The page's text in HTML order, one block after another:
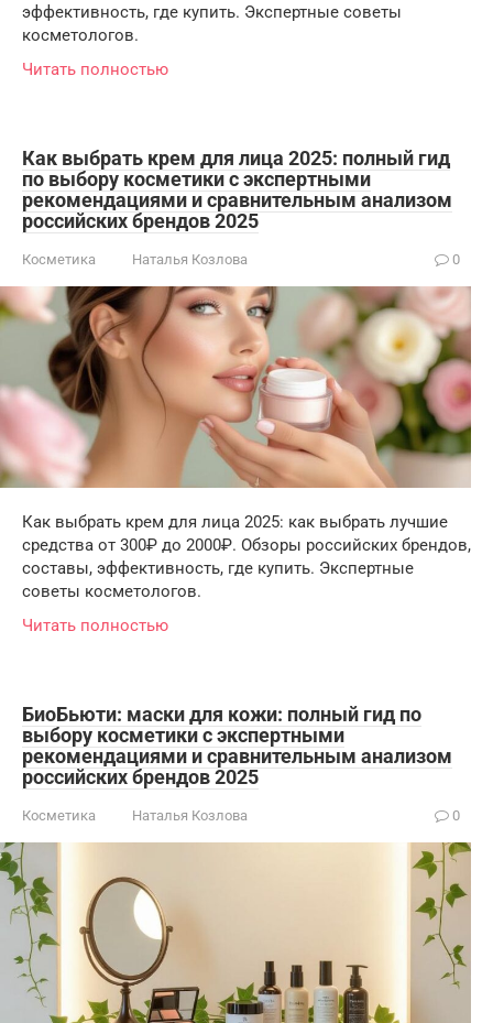
эффективность, где купить. Экспертные советы
косметологов.
Читать полностью
Как выбрать крем для лица 2025: полный гид
по выбору косметики с экспертными
рекомендациями и сравнительным анализом
российских брендов 2025
Косметика Наталья Козлова 0
Как выбрать крем для лица 2025: как выбрать лучшие
средства от 300₽ до 2000₽. Обзоры российских брендов,
составы, эффективность, где купить. Экспертные
советы косметологов.
Читать полностью
БиоБьюти: маски для кожи: полный гид по
выбору косметики с экспертными
рекомендациями и сравнительным анализом
российских брендов 2025
Косметика Наталья Козлова 0